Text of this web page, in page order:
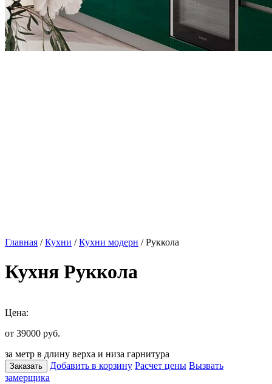
Главная /Кухни /Кухни модерн / Руккола
Кухня Руккола
Цена:
от 39000 руб.
за метр в длину верха и низа гарнитура
Заказать Добавить в корзину Расчет цены Вызвать
замерщика